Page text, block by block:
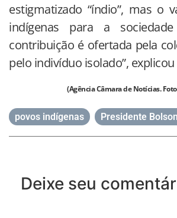
estigmatizado “índio”, mas o
indígenas para a
contribuição é ofertada pela
pelo indivíduo isolado”,
(Agência Câmara de Notícias.
povos indígenas Presidente
Deixe seu